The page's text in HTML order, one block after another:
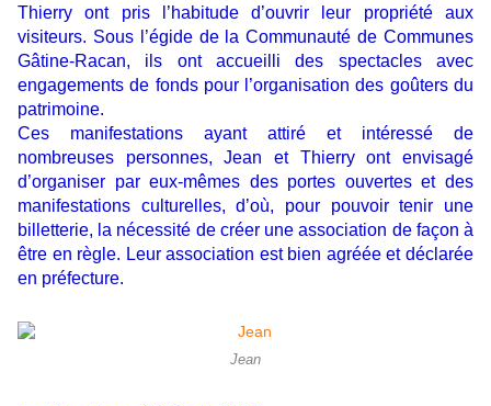
Thierry ont pris l’habitude d’ouvrir leur propriété aux
visiteurs. Sous l’égide de la Communauté de Communes
Gâtine-Racan, ils ont accueilli des spectacles avec
engagements de fonds pour l’organisation des goûters du
patrimoine.
Ces manifestations ayant attiré et intéressé de
nombreuses personnes, Jean et Thierry ont envisagé
d’organiser par eux-mêmes des portes ouvertes et des
manifestations culturelles, d’où, pour pouvoir tenir une
billetterie, la nécessité de créer une association de façon à
être en règle. Leur association est bien agréée et déclarée
en préfecture.
Jean